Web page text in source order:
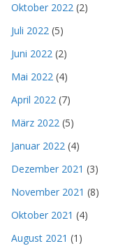
Oktober 2022 (2)
Juli 2022 (5)
Juni 2022 (2)
Mai 2022 (4)
April 2022 (7)
März 2022 (5)
Januar 2022 (4)
Dezember 2021 (3)
November 2021 (8)
Oktober 2021 (4)
August 2021 (1)